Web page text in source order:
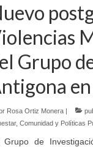
Grupo
Rosa Ortiz Monera|
Comunidad y Políticas
Grupo de